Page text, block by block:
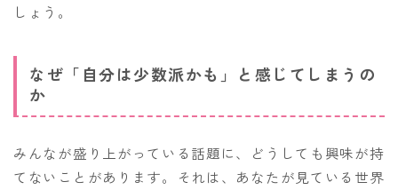
しょう。
なぜ「自分は少数派かも」と感じてしまうの
か
みんなが盛り上がっている話題に、どうしても興味が持
てないことがあります。それは、あなたが見ている世界